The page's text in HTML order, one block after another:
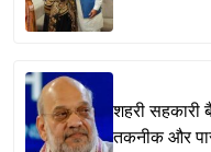
शहरी सहकारी
तकनीक और